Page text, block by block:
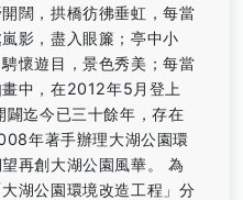
闊，拱橋彷彿垂虹，每當
影，盡入眼簾；亭中小
懷遊目，景色秀美；每當
中，在2012年5月登上
迄今已三十餘年，存在
年著手辦理大湖公園環
再創大湖公園風華。 為
湖公園環境改造工程」分